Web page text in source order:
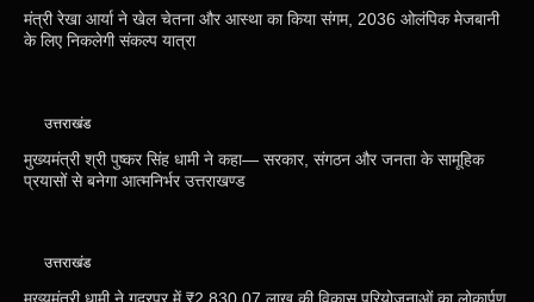
मंत्री रेखा आर्या ने खेल चेतना और आस्था का किया संगम, 2036 ओलंपिक मेजबानी
के लिए निकलेगी संकल्प यात्रा
उत्तराखंड
मुख्यमंत्री श्री पुष्कर सिंह धामी ने कहा— सरकार, संगठन और जनता के सामूहिक
प्रयासों से बनेगा आत्मनिर्भर उत्तराखण्ड
उत्तराखंड